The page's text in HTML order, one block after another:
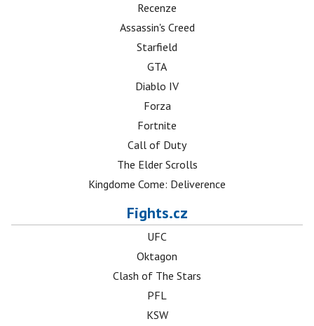
Recenze
Assassin's Creed
Starfield
GTA
Diablo IV
Forza
Fortnite
Call of Duty
The Elder Scrolls
Kingdome Come: Deliverence
Fights.cz
UFC
Oktagon
Clash of The Stars
PFL
KSW